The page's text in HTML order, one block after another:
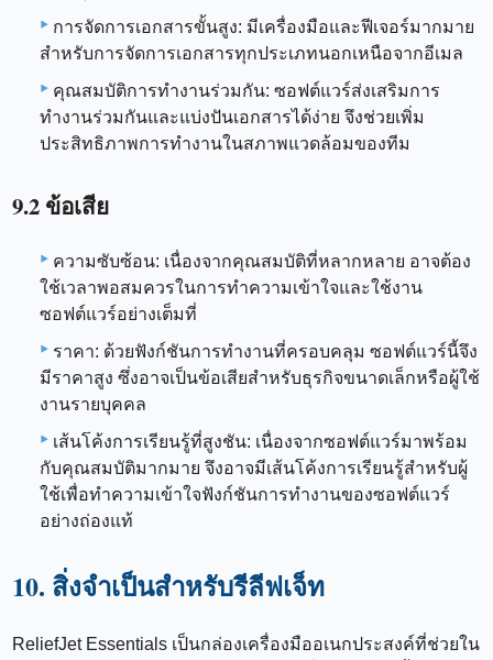
การจัดการเอกสารขั้นสูง: มีเครื่องมือและฟีเจอร์มากมาย
สำหรับการจัดการเอกสารทุกประเภทนอกเหนือจากอีเมล
คุณสมบัติการทำงานร่วมกัน: ซอฟต์แวร์ส่งเสริมการ
ทำงานร่วมกันและแบ่งปันเอกสารได้ง่าย จึงช่วยเพิ่ม
ประสิทธิภาพการทำงานในสภาพแวดล้อมของทีม
9.2 ข้อเสีย
ความซับซ้อน: เนื่องจากคุณสมบัติที่หลากหลาย อาจต้อง
ใช้เวลาพอสมควรในการทำความเข้าใจและใช้งาน
ซอฟต์แวร์อย่างเต็มที่
ราคา: ด้วยฟังก์ชันการทำงานที่ครอบคลุม ซอฟต์แวร์นี้จึง
มีราคาสูง ซึ่งอาจเป็นข้อเสียสำหรับธุรกิจขนาดเล็กหรือผู้ใช้
งานรายบุคคล
เส้นโค้งการเรียนรู้ที่สูงชัน: เนื่องจากซอฟต์แวร์มาพร้อม
กับคุณสมบัติมากมาย จึงอาจมีเส้นโค้งการเรียนรู้สำหรับผู้
ใช้เพื่อทำความเข้าใจฟังก์ชันการทำงานของซอฟต์แวร์
อย่างถ่องแท้
10. สิ่งจำเป็นสำหรับรีลีฟเจ็ท
ReliefJet Essentials เป็นกล่องเครื่องมืออเนกประสงค์ที่ช่วยใน